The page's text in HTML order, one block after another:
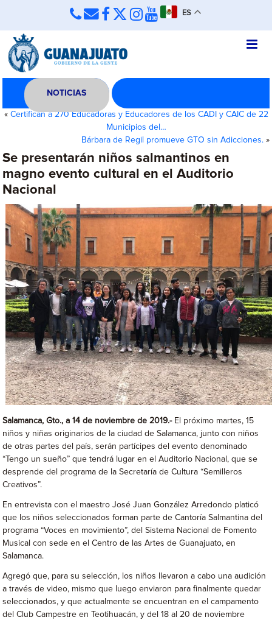
ES
NOTICIAS
« Certifican a 270 Educadoras y Educadores de los CADI y CAIC de 22
Municipios del…
Bárbara de Regil promueve GTO sin Adicciones.»
Se presentarán niños salmantinos en
magno evento cultural en el Auditorio
Nacional
Salamanca, Gto., a 14 de noviembre de 2019.-El próximo martes, 15
niños y niñas originarios de la ciudad de Salamanca, junto con niños
de otras partes del país, serán partícipes del evento denominado
“Tengo un sueño” que tendrá lugar en el Auditorio Nacional, que se
desprende del programa de la Secretaría de Cultura “Semilleros
Creativos”.
En entrevista con el maestro José Juan González Arredondo platicó
que los niños seleccionados forman parte de Cantoría Salmantina del
programa “Voces en movimiento”, del Sistema Nacional de Fomento
Musical con sede en el Centro de las Artes de Guanajuato, en
Salamanca.
Agregó que, para su selección, los niños llevaron a cabo una audición
a través de video, mismo que luego enviaron para finalmente quedar
seleccionados, y que actualmente se encuentran en el campamento
del Club Campestre en Teotihuacán, y del 18 al 20 de noviembre